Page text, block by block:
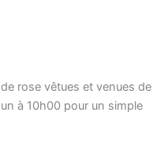
rose vêtues et venues de
à 10h00 pour un simple